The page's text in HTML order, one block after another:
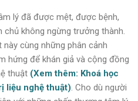
lý đã được mệt, được bệnh,
không ngừng trưởng thành.
cùng những phân cảnh
hứng để khán giả và cộng đồng
thuật (Xem thêm: Khoá học
liệu nghệ thuật). Cho dù người